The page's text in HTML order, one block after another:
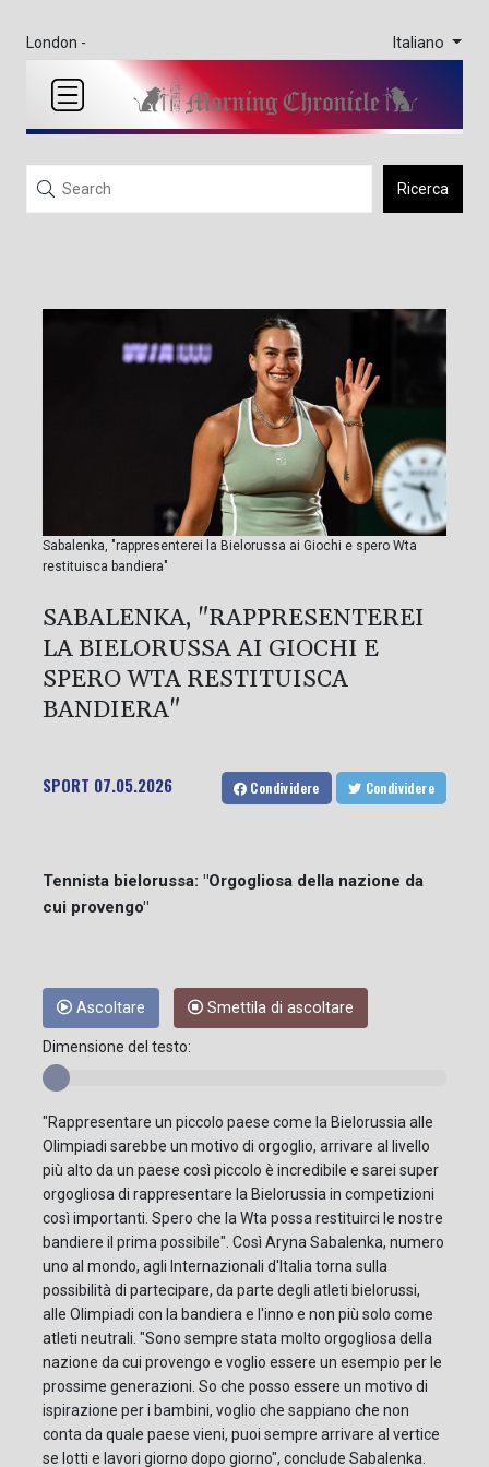
London - Italiano
Ricerca
Sabalenka, "rappresenterei la Bielorussa ai Giochi e spero Wta
restituisca bandiera"
SABALENKA, "RAPPRESENTEREI
LA BIELORUSSA AI GIOCHI E
SPERO WTA RESTITUISCA
BANDIERA"
SPORT 07.05.2026 Condividere Condividere
Tennista bielorussa: "Orgogliosa della nazione da
cui provengo"
Ascoltare Smettila di ascoltare
Dimensione del testo:
"Rappresentare un piccolo paese come la Bielorussia alle
Olimpiadi sarebbe un motivo di orgoglio, arrivare al livello
più alto da un paese così piccolo è incredibile e sarei super
orgogliosa di rappresentare la Bielorussia in competizioni
così importanti. Spero che la Wta possa restituirci le nostre
bandiere il prima possibile". Così Aryna Sabalenka, numero
uno al mondo, agli Internazionali d'Italia torna sulla
possibilità di partecipare, da parte degli atleti bielorussi,
alle Olimpiadi con la bandiera e l'inno e non più solo come
atleti neutrali. "Sono sempre stata molto orgogliosa della
nazione da cui provengo e voglio essere un esempio per le
prossime generazioni. So che posso essere un motivo di
ispirazione per i bambini, voglio che sappiano che non
conta da quale paese vieni, puoi sempre arrivare al vertice
se lotti e lavori giorno dopo giorno", conclude Sabalenka.